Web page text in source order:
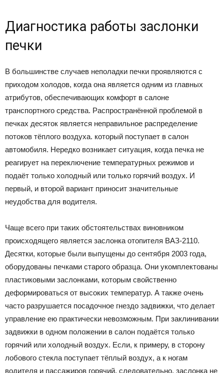
Диагностика работы заслонки
печки
В большинстве случаев неполадки печки проявляются с
приходом холодов, когда она является одним из главных
атрибутов, обеспечивающих комфорт в салоне
транспортного средства. Распространённой проблемой в
печках десяток является неправильное распределение
потоков тёплого воздуха. который поступает в салон
автомобиля. Нередко возникает ситуация, когда печка не
реагирует на переключение температурных режимов и
подаёт только холодный или только горячий воздух. И
первый, и второй вариант приносит значительные
неудобства для водителя.
Чаще всего при таких обстоятельствах виновником
происходящего является заслонка отопителя ВАЗ-2110.
Десятки, которые были выпущены до сентября 2003 года,
оборудованы печками старого образца. Они укомплектованы
пластиковыми заслонками, которым свойственно
деформироваться от высоких температур. А также очень
часто разрушается посадочное гнездо задвижки, что делает
управление ею практически невозможным. При заклинивании
задвижки в одном положении в салон подаётся только
горячий или холодный воздух. Если, к примеру, в сторону
лобового стекла поступает тёплый воздух, а к ногам
водителя и пассажиров горячий, следовательно, заслонка не